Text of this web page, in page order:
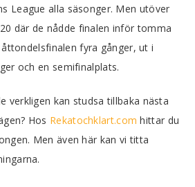
League alla säsonger. Men utöver
där de nådde finalen inför tomma
fyra gånger, ut i
och en semifinalplats.
verkligen kan studsa tillbaka nästa
Hos Rekatochklart.com hittar du
Men även här kan vi titta